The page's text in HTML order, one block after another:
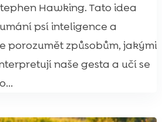
Hawking. Tato idea
psí inteligence a
porozumět způsobům, jakými
naše gesta a učí se